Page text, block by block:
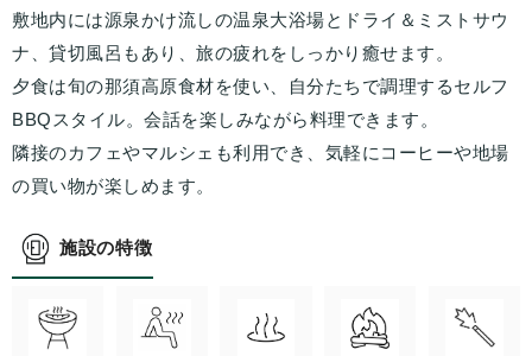
敷地内には源泉かけ流しの温泉大浴場とドライ＆ミストサウ
ナ、貸切風呂もあり、旅の疲れをしっかり癒せます。
夕食は旬の那須高原食材を使い、自分たちで調理するセルフ
BBQスタイル。会話を楽しみながら料理できます。
隣接のカフェやマルシェも利用でき、気軽にコーヒーや地場
の買い物が楽しめます。
施設の特徴